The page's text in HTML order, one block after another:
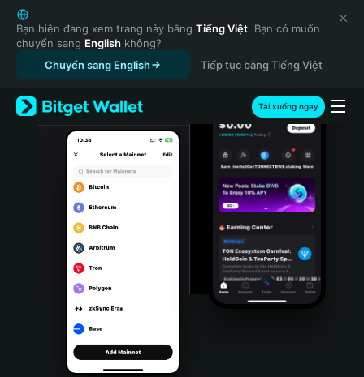
English
日本語
Tiếng Việt
Русский
Español (Latinoamérica)
Türkçe
Italiano
Português (Portugal)
Bahasa Indonesia
Português (Brasil)
Español (Argentina)
Bạn hiện đang xem trang này bằng Tiếng Việt. Bạn có muốn
chuyển sang English không?
Chuyển sang English
Tiếp tục bằng Tiếng Việt
Tải xuống ngay